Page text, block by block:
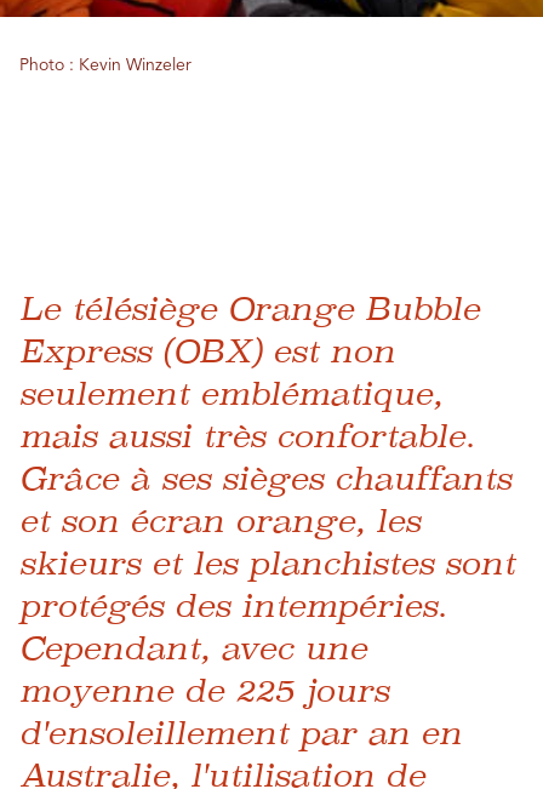
Photo : Kevin Winzeler
Le télésiège Orange Bubble
Express (OBX) est non
seulement emblématique,
mais aussi très confortable.
Grâce à ses sièges chauffants
et son écran orange, les
skieurs et les planchistes sont
protégés des intempéries.
Cependant, avec une
moyenne de 225 jours
d'ensoleillement par an en
Australie, l'utilisation de